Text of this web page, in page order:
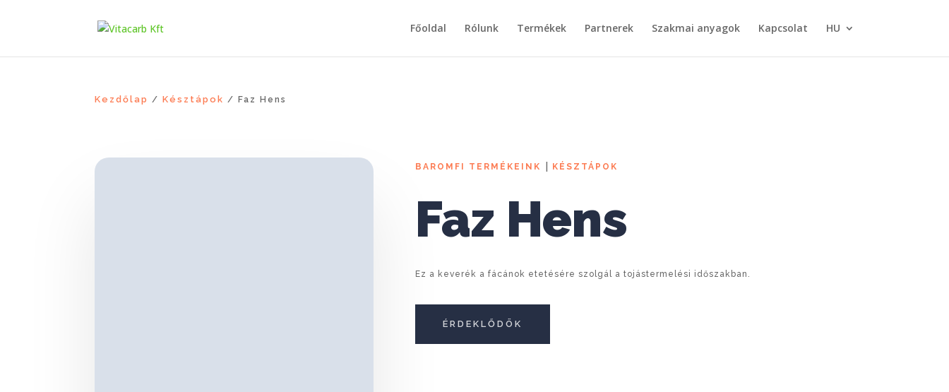
Főoldal Rólunk Termékek Partnerek Szakmai anyagok Kapcsolat HU
Kezdőlap /Késztápok / Faz Hens
BAROMFI TERMÉKEINK | KÉSZTÁPOK
Faz Hens
Ez a keverék a fácánok etetésére szolgál a tojástermelési időszakban.
ÉRDEKLŐDÖK